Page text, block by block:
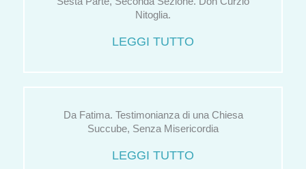
Nitoglia.
LEGGI TUTTO
Da Fatima. Testimonianza di una Chiesa
Succube, Senza Misericordia
LEGGI TUTTO